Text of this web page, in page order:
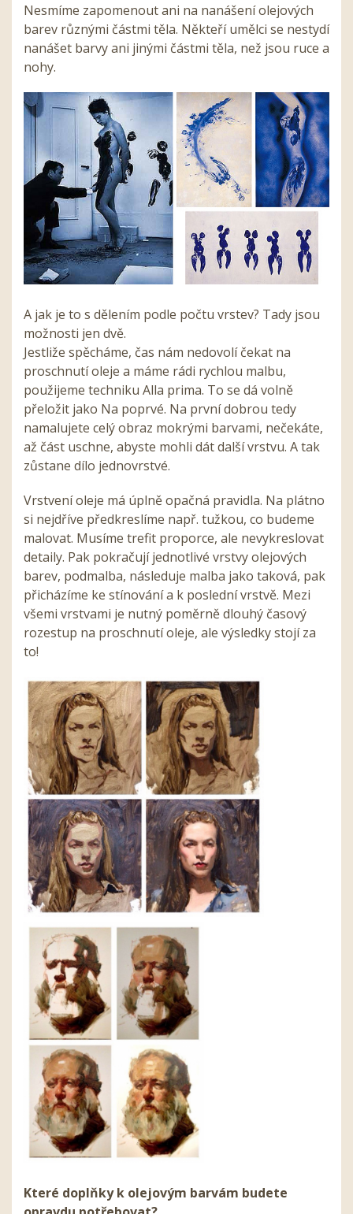
Nesmíme zapomenout ani na nanášení olejových
barev různými částmi těla. Někteří umělci se nestydí
nanášet barvy ani jinými částmi těla, než jsou ruce a
nohy.
A jak je to s dělením podle počtu vrstev? Tady jsou
možnosti jen dvě.
Jestliže spěcháme, čas nám nedovolí čekat na
proschnutí oleje a máme rádi rychlou malbu,
použijeme techniku Alla prima. To se dá volně
přeložit jako Na poprvé. Na první dobrou tedy
namalujete celý obraz mokrými barvami, nečekáte,
až část uschne, abyste mohli dát další vrstvu. A tak
zůstane dílo jednovrstvé.
Vrstvení oleje má úplně opačná pravidla. Na plátno
si nejdříve předkreslíme např. tužkou, co budeme
malovat. Musíme trefit proporce, ale nevykreslovat
detaily. Pak pokračují jednotlivé vrstvy olejových
barev, podmalba, následuje malba jako taková, pak
přicházíme ke stínování a k poslední vrstvě. Mezi
všemi vrstvami je nutný poměrně dlouhý časový
rozestup na proschnutí oleje, ale výsledky stojí za
to!
Které doplňky k olejovým barvám budete